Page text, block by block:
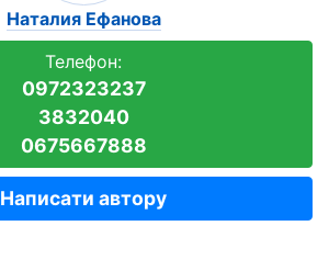
Наталия Ефанова
Телефон:
0972323237
3832040
0675667888
Написати автору